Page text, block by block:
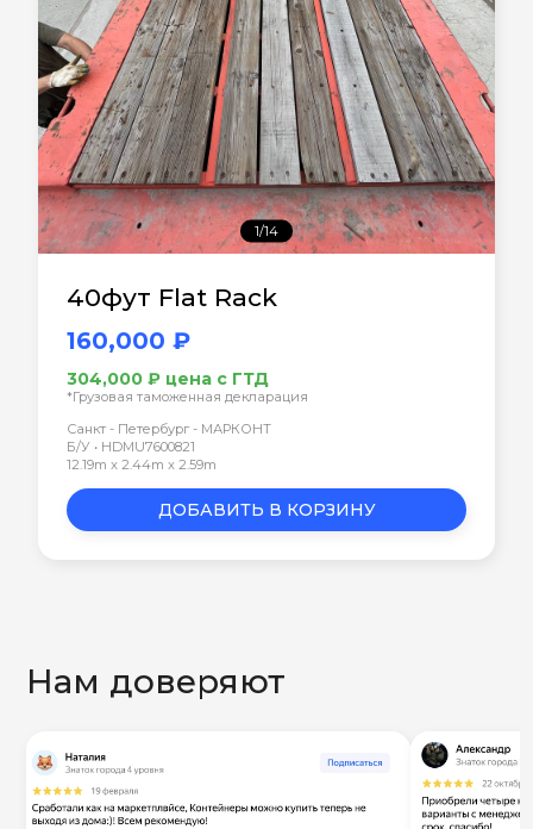
1/14
40фут Flat Rack
160,000 ₽
304,000 ₽ цена с ГТД
*Грузовая таможенная декларация
Санкт - Петербург - МАРКОНТ
Б/У • HDMU7600821
12.19m x 2.44m x 2.59m
ДОБАВИТЬ В КОРЗИНУ
Нам доверяют